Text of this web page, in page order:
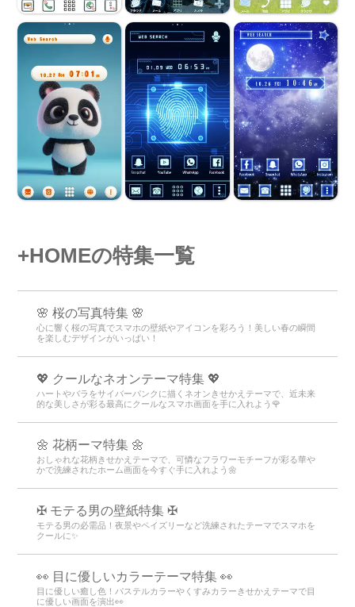
+HOMEの特集一覧
🌸 桜の写真特集 🌸
心に響く桜の写真でスマホの壁紙やアイコンを彩ろう！美しい春の瞬間
を楽しむデザインがいっぱい！
💖 クールなネオンテーマ特集 💖
ハートやバラをサイバーパンクに描くネオンきせかえテーマで、近未来
的な美しさが彩る最高にクールなスマホ画面を手に入れよう🌹
🌼 花柄ーマ特集 🌼
おしゃれな花柄きせかえテーマで、可憐なフラワーモチーフが彩る華や
かで洗練されたホーム画面を今すぐ手に入れよう🌼
✠ モテる男の壁紙特集 ✠
モテる男の必需品！夜景やペイズリーなど洗練されたテーマでスマホを
クールに✨
👀 目に優しいカラーテーマ特集 👀
目に優しい癒し色！パステルカラーやくすみカラーきせかえテーマで目
に優しい画面を演出👀